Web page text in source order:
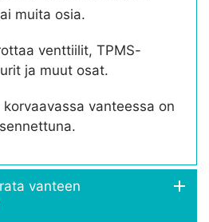
muita osia.
venttiilit, TPMS-
ja muut osat.
vanteessa on
vanteen